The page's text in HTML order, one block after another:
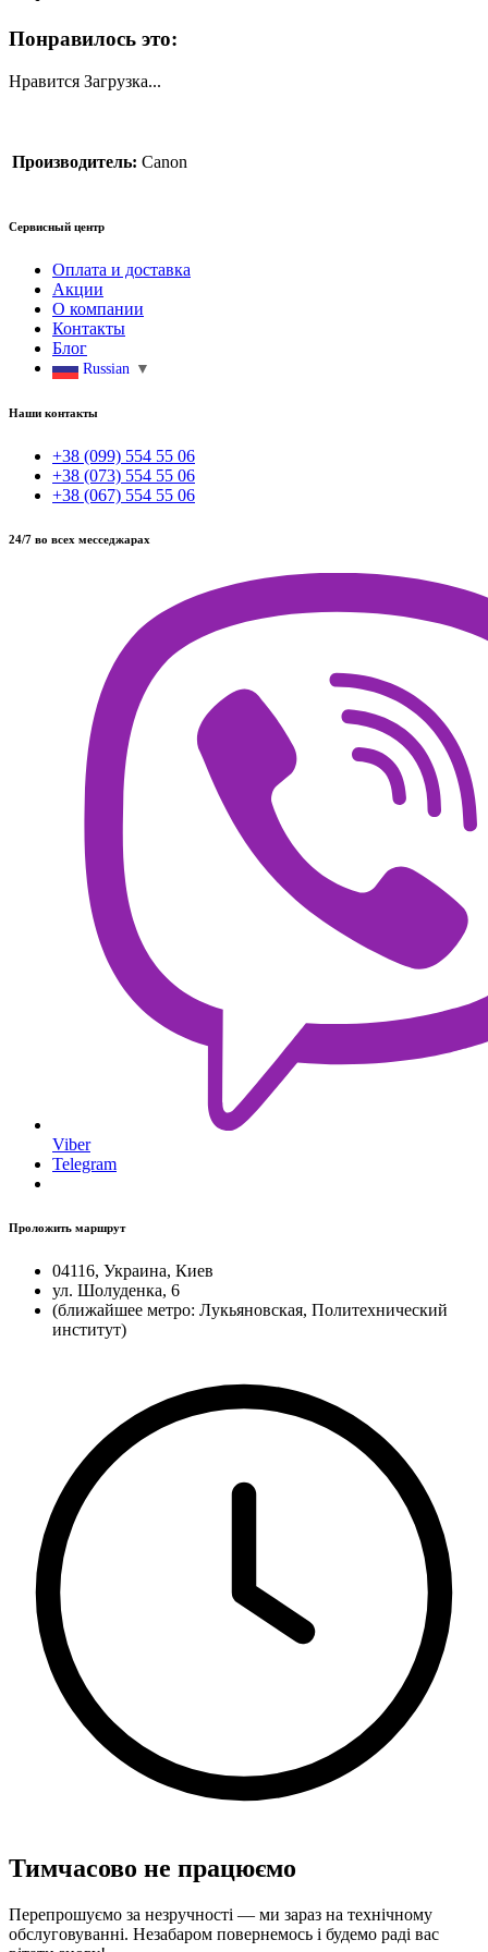
Понравилось это:
Нравится Загрузка...
Производитель: Canon
Сервисный центр
Оплата и доставка
Акции
О компании
Контакты
Блог
Russian ▼
Наши контакты
+38 (099) 554 55 06
+38 (073) 554 55 06
+38 (067) 554 55 06
24/7 во всех месседжарах
Viber
Telegram
Проложить маршрут
04116, Украина, Киев
ул. Шолуденка, 6
(ближайшее метро: Лукьяновская, Политехнический
институт)
Тимчасово не працюємо
Перепрошуємо за незручності — ми зараз на технічному
обслуговуванні. Незабаром повернемось і будемо раді вас